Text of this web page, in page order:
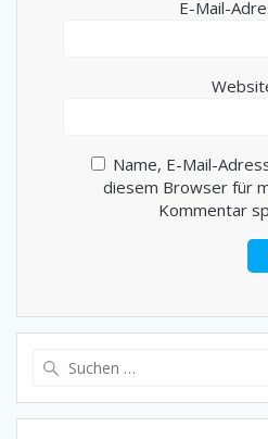
E-Mail-
Name, E-Mail-
diesem Browser für
Kommentar